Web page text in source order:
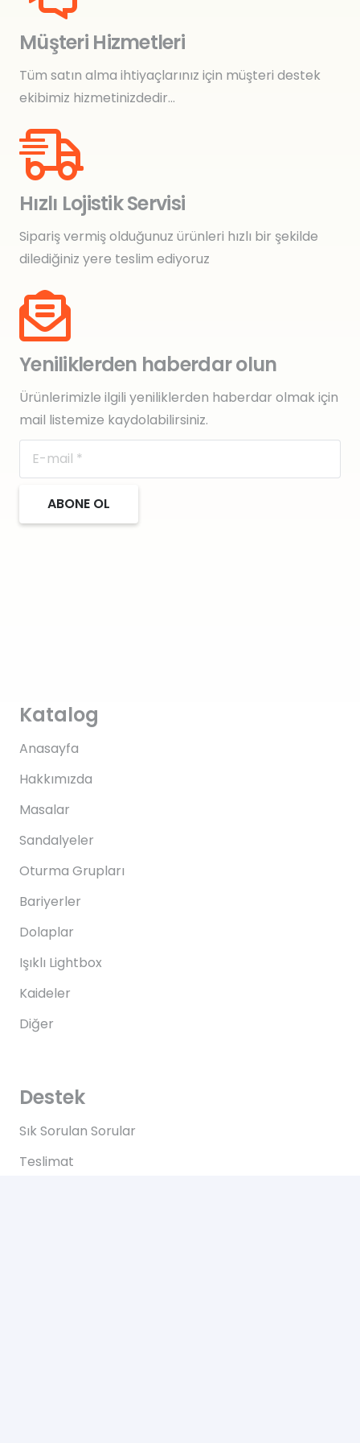
Müşteri Hizmetleri
Tüm satın alma ihtiyaçlarınız için müşteri destek
ekibimiz hizmetinizdedir…
Hızlı Lojistik Servisi
Sipariş vermiş olduğunuz ürünleri hızlı bir şekilde
dilediğiniz yere teslim ediyoruz
Yeniliklerden haberdar olun
Ürünlerimizle ilgili yeniliklerden haberdar olmak için
mail listemize kaydolabilirsiniz.
ABONE OL
Katalog
Anasayfa
Hakkımızda
Masalar
Sandalyeler
Oturma Grupları
Bariyerler
Dolaplar
Işıklı Lightbox
Kaideler
Diğer
Destek
Sık Sorulan Sorular
Teslimat